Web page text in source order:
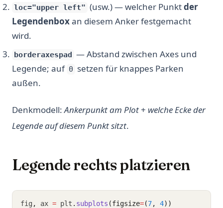
loc="upper left" (usw.) — welcher Punktder
Legendenboxan diesem Anker festgemacht
wird.
borderaxespad — Abstand zwischen Axes und
Legende; auf 0 setzen für knappes Parken
außen.
Denkmodell:Ankerpunkt am Plot+ welche Ecke der
Legende auf diesem Punkt sitzt.
Legende rechts platzieren
fig , ax = plt . subplots (figsize=(7, 4))